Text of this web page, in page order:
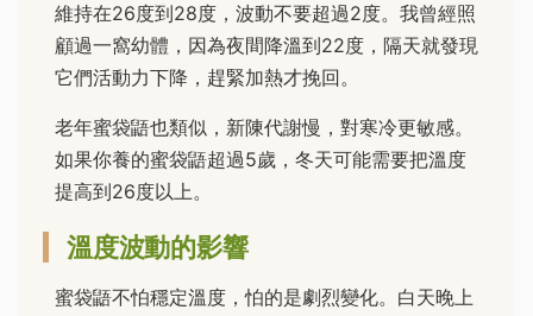
維持在26度到28度，波動不要超過2度。我曾經照
顧過一窩幼體，因為夜間降溫到22度，隔天就發現
它們活動力下降，趕緊加熱才挽回。
老年蜜袋鼯也類似，新陳代謝慢，對寒冷更敏感。
如果你養的蜜袋鼯超過5歲，冬天可能需要把溫度
提高到26度以上。
溫度波動的影響
蜜袋鼯不怕穩定溫度，怕的是劇烈變化。白天晚上